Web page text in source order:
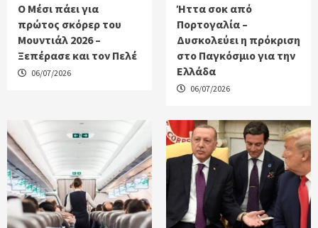
Ο Μέσι πάει για
πρώτος σκόρερ του
Μουντιάλ 2026 –
Ξεπέρασε και τον Πελέ
06/07/2026
Ήττα σοκ από
Πορτογαλία –
Δυσκολεύει η πρόκριση
στο Παγκόσμιο για την
Ελλάδα
06/07/2026